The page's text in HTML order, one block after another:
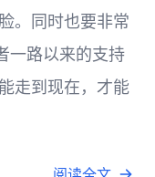
。同时也要非常
一路以来的支持
走到现在，才能